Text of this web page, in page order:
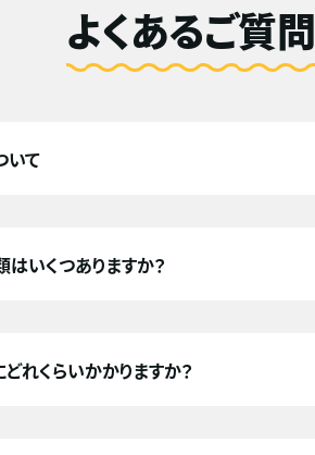
よくあるご質問
いて
いくつありますか？
れくらいかかりますか？